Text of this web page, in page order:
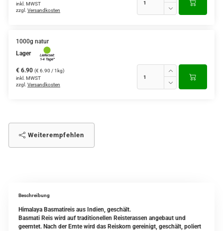
inkl. MWST
zzgl. Versandkosten
1000g natur
Lager
€ 6.90 (€ 6.90 / 1kg)
inkl. MWST
zzgl. Versandkosten
Weiterempfehlen
Beschreibung
Himalaya Basmatireis aus Indien, geschält.
Basmati Reis wird auf traditionellen Reisterassen angebaut und
geerntet. Nach der Ernte wird das Reiskorn gereinigt, geschält, poliert